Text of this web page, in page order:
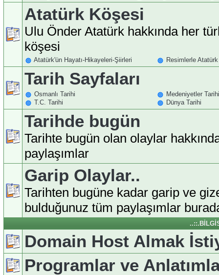
Atatürk Köşesi
Ulu Önder Atatürk hakkında her
köşesi
Atatürk'ün Hayatı-Hikayeleri-Şiirleri Resimlerle Atatürk
Tarih Sayfaları
Osmanlı Tarihi
Medeniyetler Tarihi
T.C. Tarihi
Dünya Tarihi
Tarihde bugün
Tarihte bugün olan olaylar
paylaşımlar
Garip Olaylar..
Tarihten bugüne kadar garip ve
bulduğunuz tüm paylaşımlar
Domain Host Almak
Programlar ve